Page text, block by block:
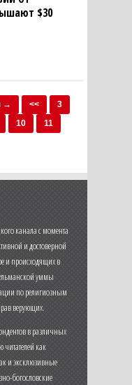
$30
→ <<
3
10
11
канала с момента
и достоверной
и происходящих в
уммы
по религиозным
верующих.
в различных
как
и эксклюзивные
богословские